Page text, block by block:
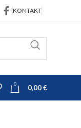
KONTAKT
0 0,00€